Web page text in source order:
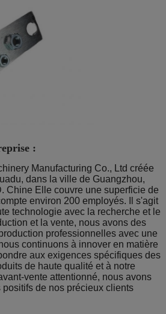
:
Manufacturing Co., Ltd créée
dans la ville de Guangzhou,
Chine Elle couvre une superficie de
environ 200 employés. Il s'agit
technologie avec la recherche et le
et la vente, nous avons des
professionnelles avec une
continuons à innover en matière
aux exigences spécifiques des
de haute qualité et à notre
vente attentionné, nous avons
de nos précieux clients